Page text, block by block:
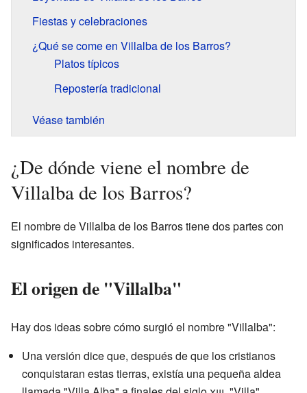
Fiestas y celebraciones
¿Qué se come en Villalba de los Barros?
Platos típicos
Repostería tradicional
Véase también
¿De dónde viene el nombre de
Villalba de los Barros?
El nombre de Villalba de los Barros tiene dos partes con
significados interesantes.
El origen de "Villalba"
Hay dos ideas sobre cómo surgió el nombre "Villalba":
Una versión dice que, después de que los cristianos
conquistaran estas tierras, existía una pequeña aldea